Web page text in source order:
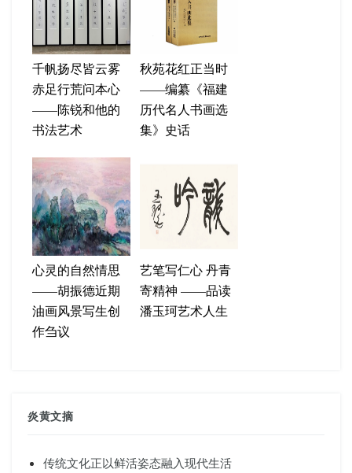
千帆扬尽皆云雾
赤足行荒问本心
——陈锐和他的
书法艺术
秋苑花红正当时
——编纂《福建
历代名人书画选
集》史话
心灵的自然情思
——胡振德近期
油画风景写生创
作刍议
艺笔写仁心 丹青
寄精神 ——品读
潘玉珂艺术人生
炎黄文摘
传统文化正以鲜活姿态融入现代生活